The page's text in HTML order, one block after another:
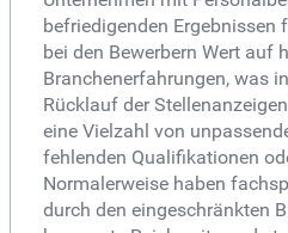
befriedigenden Ergebnissen
bei den Bewerbern Wert auf
Branchenerfahrungen, was
Rücklauf der
eine Vielzahl von
fehlenden Qualifikationen
Normalerweise haben
durch den eingeschränkten